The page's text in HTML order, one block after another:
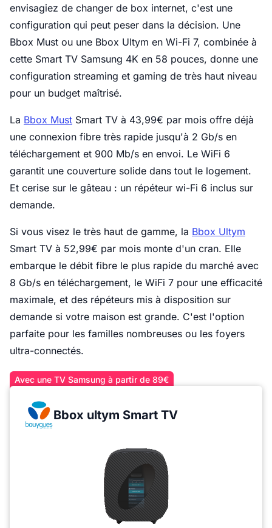
envisagiez de changer de box internet, c'est une
configuration qui peut peser dans la décision. Une
Bbox Must ou une Bbox Ultym en Wi-Fi 7, combinée à
cette Smart TV Samsung 4K en 58 pouces, donne une
configuration streaming et gaming de très haut niveau
pour un budget maîtrisé.
La Bbox Must Smart TV à 43,99€ par mois offre déjà
une connexion fibre très rapide jusqu'à 2 Gb/s en
téléchargement et 900 Mb/s en envoi. Le WiFi 6
garantit une couverture solide dans tout le logement.
Et cerise sur le gâteau : un répéteur wi-Fi 6 inclus sur
demande.
Si vous visez le très haut de gamme, la Bbox Ultym
Smart TV à 52,99€ par mois monte d'un cran. Elle
embarque le débit fibre le plus rapide du marché avec
8 Gb/s en téléchargement, le WiFi 7 pour une efficacité
maximale, et des répéteurs mis à disposition sur
demande si votre maison est grande. C'est l'option
parfaite pour les familles nombreuses ou les foyers
ultra-connectés.
Avec une TV Samsung à partir de 89€
Bbox ultym Smart TV